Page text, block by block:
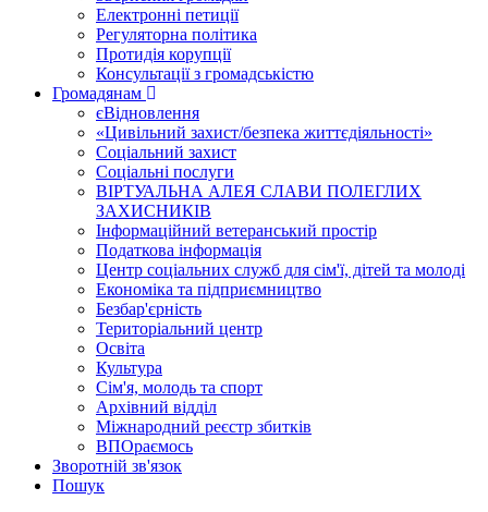
Електронні петиції
Регуляторна політика
Протидія корупції
Консультації з громадськістю
Громадянам
єВідновлення
«Цивільний захист/безпека життєдіяльності»
Соціальний захист
Соціальні послуги
ВІРТУАЛЬНА АЛЕЯ СЛАВИ ПОЛЕГЛИХ
ЗАХИСНИКІВ
Інформаційний ветеранський простір
Податкова інформація
Центр соціальних служб для сім'ї, дітей та молоді
Економіка та підприємництво
Безбар'єрність
Територіальний центр
Освіта
Культура
Сім'я, молодь та спорт
Архівний відділ
Міжнародний реєстр збитків
ВПОраємось
Зворотній зв'язок
Пошук